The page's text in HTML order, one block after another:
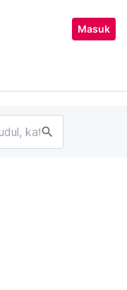
Masuk
search